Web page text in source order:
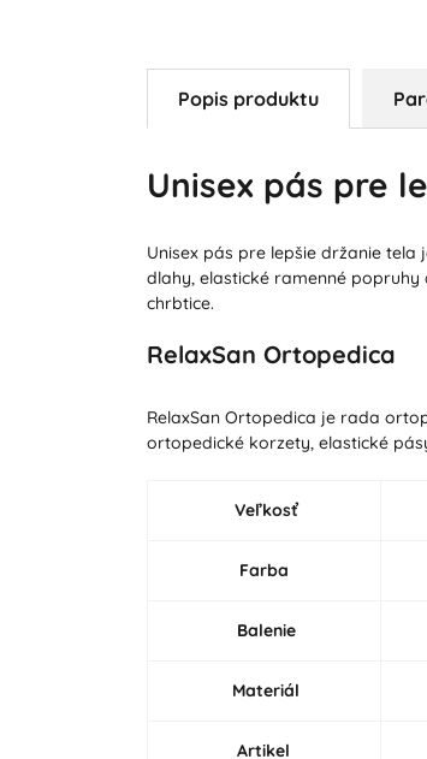
Popis produktu
Unisex pás pre
Unisex pás pre lepšie držanie
dlahy, elastické ramenné
chrbtice.
RelaxSan Ortopedica
RelaxSan Ortopedica je rada
ortopedické korzety, elastické
Veľkosť
Farba
Balenie
Materiál
Artikel